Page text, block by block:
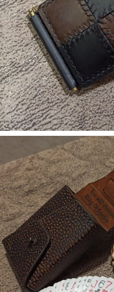
1. Портмоне, гаманці5. Аксесуари
Зажим для денег 2